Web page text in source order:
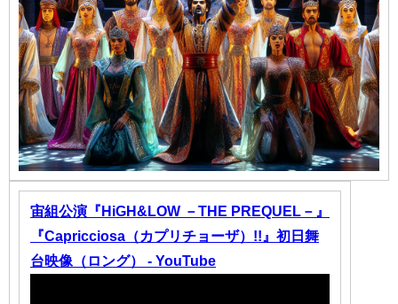
宙組公演『HiGH&LOW －THE PREQUEL－』
『Capricciosa（カプリチョーザ）!!』初日舞
台映像（ロング） - YouTube